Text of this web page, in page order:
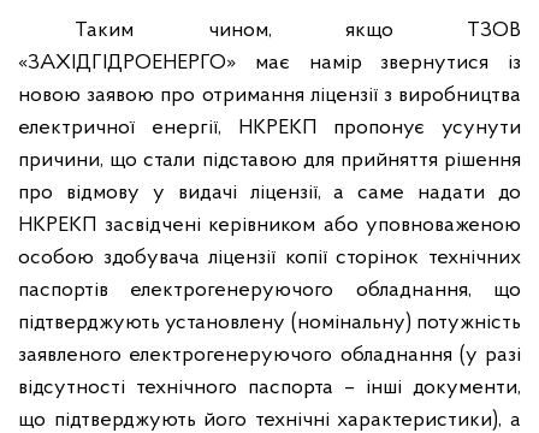
Таким чином, якщо ТЗОВ
«ЗАХІДГІДРОЕНЕРГО» має намір звернутися із
новою заявою про отримання ліцензії з виробництва
електричної енергії, НКРЕКП пропонує усунути
причини, що стали підставою для прийняття рішення
про відмову у видачі ліцензії, а саме надати до
НКРЕКП засвідчені керівником або уповноваженою
особою здобувача ліцензії копії сторінок технічних
паспортів електрогенеруючого обладнання, що
підтверджують установлену (номінальну) потужність
заявленого електрогенеруючого обладнання (у разі
відсутності технічного паспорта – інші документи,
що підтверджують його технічні характеристики), а